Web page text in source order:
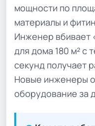
мощности по
материалы и
Инженер вбивает
для дома 180 м² с
секунд получает
Новые инженеры
оборудование за